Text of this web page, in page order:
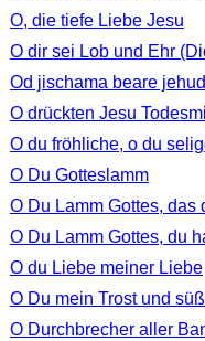
O, die tiefe Liebe Jesu
O dir sei Lob und Ehr
Od jischama beare
O drückten Jesu
O du fröhliche, o du
O Du Gotteslamm
O Du Lamm Gottes, das
O Du Lamm Gottes, du
O du Liebe meiner Liebe
O Du mein Trost und
O Durchbrecher aller